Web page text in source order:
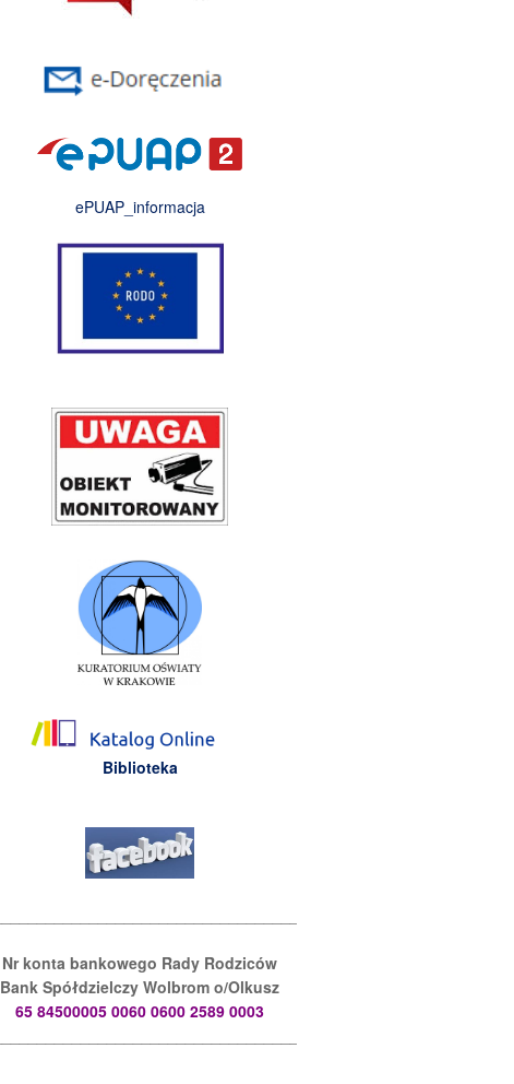
ePUAP_informacja
Biblioteka
Nr konta bankowego Rady Rodziców
Bank Spółdzielczy Wolbrom o/Olkusz
65 84500005 0060 0600 2589 0003